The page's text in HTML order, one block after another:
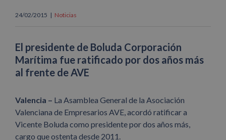
24/02/2015 | Noticias
El presidente de Boluda Corporación
Marítima fue ratificado por dos años más
al frente de AVE
Valencia – La Asamblea General de la Asociación
Valenciana de Empresarios AVE, acordó ratificar a
Vicente Boluda como presidente por dos años más,
cargo que ostenta desde 2011.